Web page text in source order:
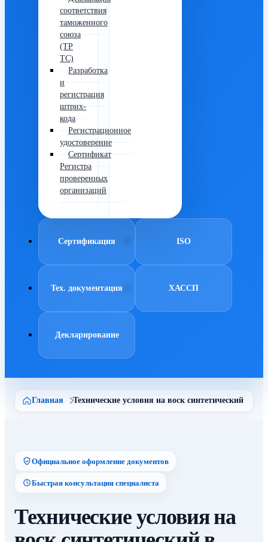
соответствия
таможенного
союза
(ТР
ТС)
Разработка
и
регистрация
штрих-
кода
Регистрационное
удостоверение
Сертификат
Регистра
проверенных
организаций
Сертификация ISO
Тех. документация ХАССП
Декларирование
Главная Технические условия на воск синтетический
Официальное оформление документов
Быстрая консультация специалиста
Технические условия на